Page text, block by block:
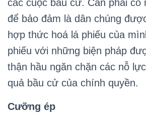
các cuộc bầu cử. Cần phải có
để bảo đảm là dân chúng
hợp thức hoá lá phiếu của
phiếu với những biện pháp
thận hầu ngăn chặn các nỗ
quả bầu cử của chính quyền.
Cưỡng ép